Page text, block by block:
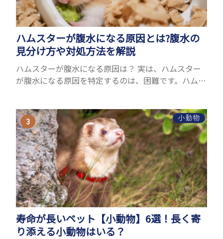
ハムスターが腹水になる原因とは?腹水の
見分け方や対処方法を解説
ハムスターが腹水になる原因は？ 実は、ハムスター
が腹水になる原因を特定するのは、困難です。ハムス
理由はさま...
小動物
寿命が長いペット【小動物】6選！長く寄
り添える小動物はいる？